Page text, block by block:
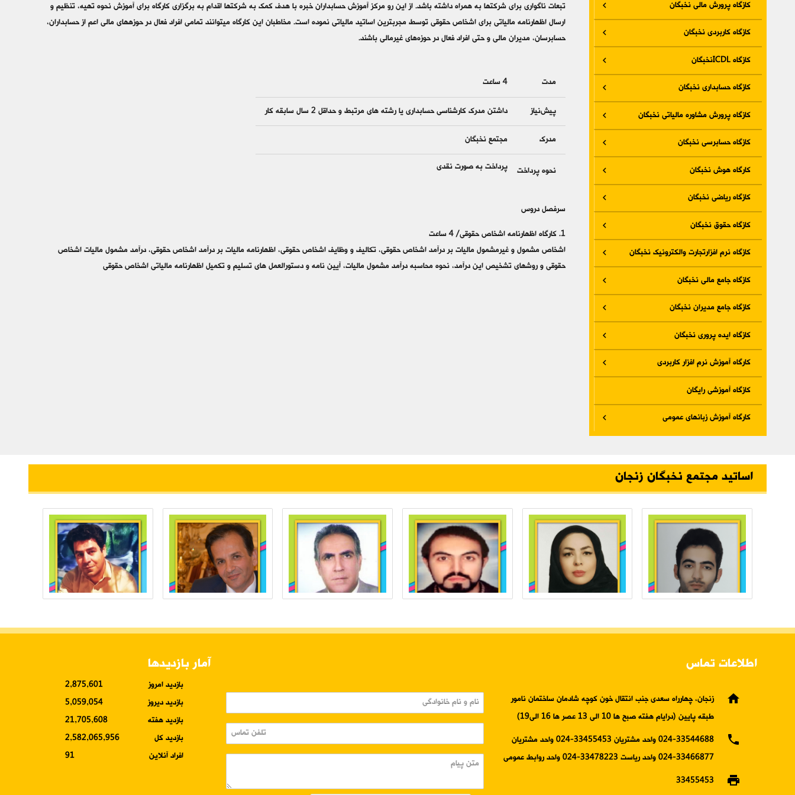
کازگاه پرورش مالی نخبگان
کازگاه کاربردی نخبگان
کازگاه ICDLنخبگان
کازگاه حسابداری نخبگان
کازگاه پرورش مشاوره مالیاتی نخبگان
کازگاه حسابرسی نخبگان
کارگاه هوش نخبگان
کازگاه ریاضی نخبگان
کازگاه حقوق نخبگان
کازگاه نرم افزارتجارت والکترونیک نخبگان
کازگاه جامع مالی نخبگان
کازگاه جامع مدیران نخبگان
کازگاه ایده پروری نخبگان
کارگاه آموزش نرم افزار کاربردی
کازگاه آموزشی رایگان
کارگاه آموزش زبانهای عمومی
تبعات ناگواری برای شرکت‎ها به همراه داشته باشد. از این رو مرکز آموزش حسابداران خبره با هدف کمک به شرکت‎ها اقدام به برگزاری کارگاه برای آموزش نحوه تهیه، تنظیم و
ارسال اظهارنامه مالیاتی برای اشخاص حقوقی توسط مجرب‎ترین اساتید مالیاتی نموده است. مخاطبان این کارگاه می‎توانند تمامی افراد فعال در حوزه‎های مالی اعم از حسابداران،
حسابرسان، مدیران مالی و حتی افراد فعال در حوزه‌های غیرمالی باشند.
مدت 4 ساعت
پیش‌نیاز داشتن مدرک کارشناسی حسابداری یا رشته های مرتبط و حداقل 2 سال سابقه کار
مدرک مجتمع نخبگان
نحوه پرداخت پرداخت به صورت نقدی
سرفصل دروس
1. کارگاه اظهارنامه اشخاص حقوقی/ 4 ساعت
اشخاص مشمول و غیرمشمول مالیات بر درآمد اشخاص حقوقی، تکالیف و وظایف اشخاص حقوقی، اظهارنامه مالیات بر درآمد اشخاص حقوقی، درآمد مشمول مالیات اشخاص
حقوقی و روش‎های تشخیص این درآمد، نحوه محاسبه درآمد مشمول مالیات، آیین نامه و دستورالعمل‎ های تسلیم و تکمیل اظهارنامه مالیاتی اشخاص حقوقی
اساتید مجتمع نخبگان زنجان
اطلاعات تماس
home
زنجان، چهارراه سعدی جنب انتقال خون کوچه شادمان ساختمان نامور
طبقه پایین (درایام هفته صبح ها 10 الی 13 عصر ها 16 الی19)
phone
024-33544688 واحد مشتریان 33455453-024 واحد مشتریان
33466877-024 واحد ریاست 33478223-024 واحد روابط عمومی
print
33455453
آمار بازدیدها
بازدید امروز
2,875,601
بازدید دیروز
5,059,054
بازدید هفته
21,705,608
بازدید کل
2,582,065,956
افراد آنلاین
91